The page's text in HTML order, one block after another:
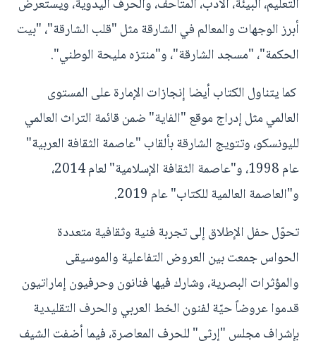
التعليم، البيئة، الأدب، المتاحف، والحرف اليدوية، ويستعرض
أبرز الوجهات والمعالم في الشارقة مثل "قلب الشارقة"، "بيت
الحكمة"، "مسجد الشارقة"، و"منتزه مليحة الوطني".
كما يتناول الكتاب أيضا إنجازات الإمارة على المستوى
العالمي مثل إدراج موقع "الفاية" ضمن قائمة التراث العالمي
لليونسكو، وتتويج الشارقة بألقاب "عاصمة الثقافة العربية"
عام 1998، و"عاصمة الثقافة الإسلامية" لعام 2014،
و"العاصمة العالمية للكتاب" عام 2019.
تحوّل حفل الإطلاق إلى تجربة فنية وثقافية متعددة
الحواس جمعت بين العروض التفاعلية والموسيقى
والمؤثرات البصرية، وشارك فيها فنانون وحرفيون إماراتيون
قدموا عروضاً حيّة لفنون الخط العربي والحرف التقليدية
بإشراف مجلس "إرثي" للحرف المعاصرة، فيما أضفت الشيف